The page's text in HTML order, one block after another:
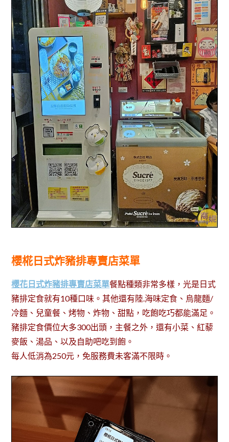
櫻椛日式炸豬排專賣店菜單
櫻花日式炸豬排專賣店菜單餐點種類非常多樣，光是日式
豬排定食就有10種口味。其他還有陸.海味定食、烏龍麵/
冷麵、兒童餐、烤物、炸物、甜點，吃飽吃巧都能滿足。
豬排定食價位大多300出頭，主餐之外，還有小菜、紅藜
麥飯、湯品、以及自助吧吃到飽。
每人低消為250元，免服務費未客滿不限時。